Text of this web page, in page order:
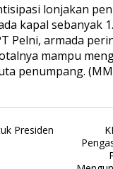
lonjakan
kapal sebanyak
Pelni, armada
mampu
penumpang.
Presiden